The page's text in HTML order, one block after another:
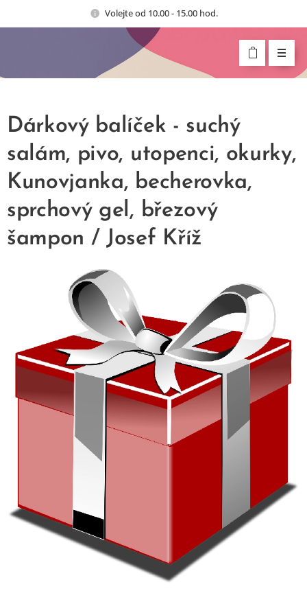
Volejte od 10.00 - 15.00 hod.
Dárkový balíček - suchý
salám, pivo, utopenci, okurky,
Kunovjanka, becherovka,
sprchový gel, březový
šampon / Josef Kříž